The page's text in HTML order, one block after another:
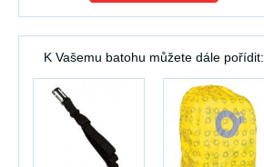
K Vašemu batohu můžete dále pořídit: